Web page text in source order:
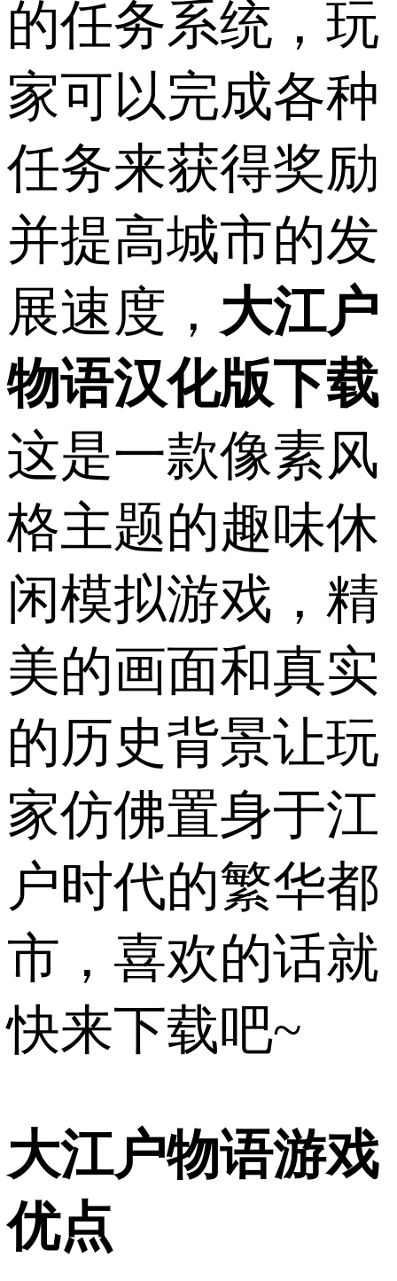
的任务系统，玩
家可以完成各种
任务来获得奖励
并提高城市的发
展速度， 大江户
物语汉化版下载
这是一款像素风
格主题的趣味休
闲模拟游戏，精
美的画面和真实
的历史背景让玩
家仿佛置身于江
户时代的繁华都
市，喜欢的话就
快来下载吧~
大江户物语游戏
优点